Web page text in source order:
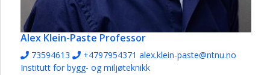
Alex Klein-Paste Professor
73594613 +4797954371 alex.klein-paste@ntnu.no
Institutt for bygg- og miljøteknikk